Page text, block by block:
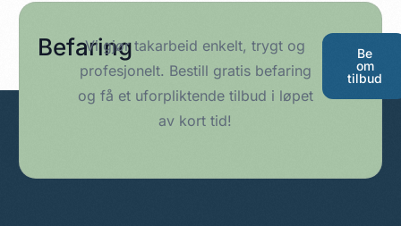
BefaringVi gjør takarbeid enkelt, trygt og
profesjonelt. Bestill gratis befaring
og få et uforpliktende tilbud i løpet
av kort tid!
Be
om
tilbud